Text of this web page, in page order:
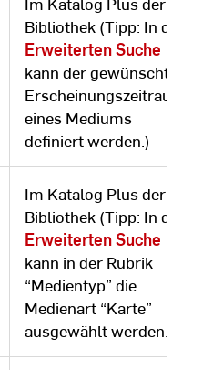
Bibliothek (Tipp: In der
Erweiterten Suche
kann der gewünschte
Erscheinungszeitraum
eines Mediums
definiert werden.)
Im Katalog Plus der
Bibliothek (Tipp: In der
Erweiterten Suche
kann in der Rubrik
“Medientyp” die
Medienart “Karte”
ausgewählt werden.)